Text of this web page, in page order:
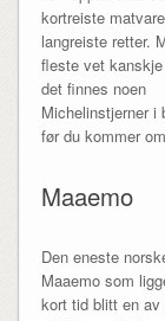
kortreiste
langreiste retter.
fleste vet
det finnes noen
Michelinstjerner i
før du kommer
Maaemo
Den eneste
Maaemo som
kort tid blitt en av